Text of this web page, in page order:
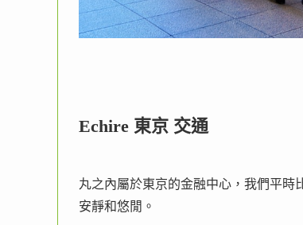
Echire 東京 交通
丸之內屬於東京的金融中心，我們平時
安靜和悠閒。